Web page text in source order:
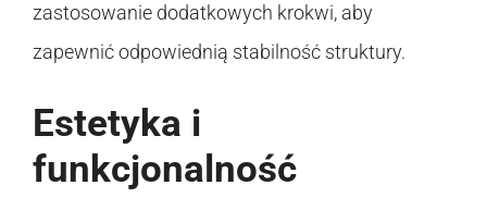
zastosowanie dodatkowych krokwi, aby
zapewnić odpowiednią stabilność struktury.
Estetyka i
funkcjonalność